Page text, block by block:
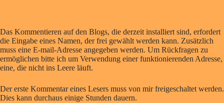
Das Kommentieren auf den Blogs, die derzeit installiert sind, erfordert
die Eingabe eines Namen, der frei gewählt werden kann. Zusätzlich
muss eine E-mail-Adresse angegeben werden. Um Rückfragen zu
ermöglichen bitte ich um Verwendung einer funktionierenden Adresse,
eine, die nicht ins Leere läuft.
Der erste Kommentar eines Lesers muss von mir freigeschaltet werden.
Dies kann durchaus einige Stunden dauern.